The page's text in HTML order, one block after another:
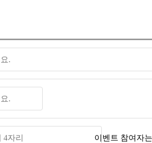
이벤트 참여자